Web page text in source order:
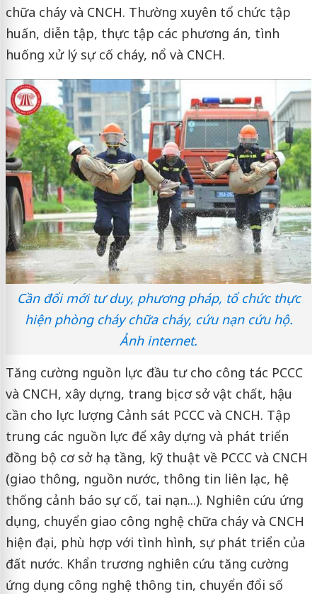
chữa cháy và CNCH. Thường xuyên tổ chức tập
huấn, diễn tập, thực tập các phương án, tình
huống xử lý sự cố cháy, nổ và CNCH.
Cần đổi mới tư duy, phương pháp, tổ chức thực
hiện phòng cháy chữa cháy, cứu nạn cứu hộ.
Ảnh internet.
Tăng cường nguồn lực đầu tư cho công tác PCCC
và CNCH, xây dựng, trang bị cơ sở vật chất, hậu
cần cho lực lượng Cảnh sát PCCC và CNCH. Tập
trung các nguồn lực để xây dựng và phát triển
đồng bộ cơ sở hạ tầng, kỹ thuật về PCCC và CNCH
(giao thông, nguồn nước, thông tin liên lạc, hệ
thống cảnh báo sự cố, tai nạn...). Nghiên cứu ứng
dụng, chuyển giao công nghệ chữa cháy và CNCH
hiện đại, phù hợp với tình hình, sự phát triển của
đất nước. Khẩn trương nghiên cứu tăng cường
ứng dụng công nghệ thông tin, chuyển đổi số